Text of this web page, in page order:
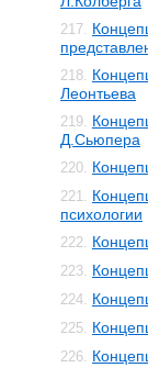
217.
218.
Леонтьева
219.
Д.Сьюпера
220.
221.
психологии
222.
223.
224.
225.
226.